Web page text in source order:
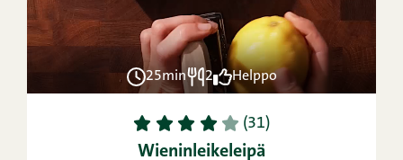
25min 2 Helppo
1 2 3 4 5 (31)
Wieninleikeleipä